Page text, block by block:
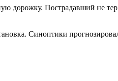
дорожку. Пострадавший не
Синоптики